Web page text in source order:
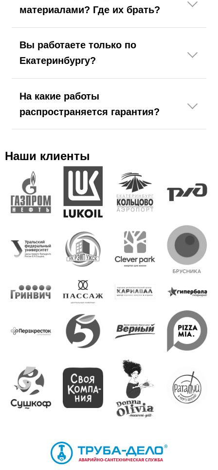
материалами? Где их брать?
Вы работаете только по
Екатеринбургу?
На какие работы
распространяется гарантия?
Наши клиенты